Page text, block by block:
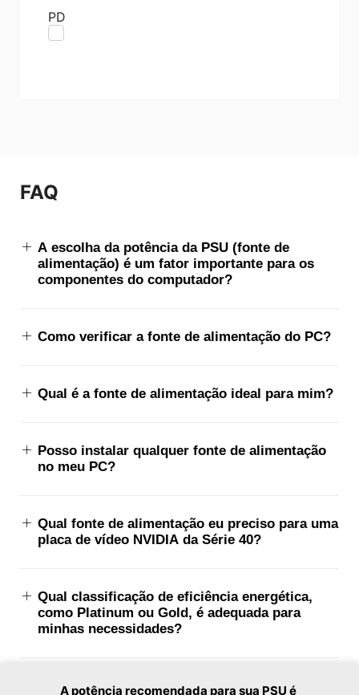
PD
FAQ
A escolha da potência da PSU (fonte de
alimentação) é um fator importante para os
componentes do computador?
Como verificar a fonte de alimentação do PC?
Qual é a fonte de alimentação ideal para mim?
Posso instalar qualquer fonte de alimentação
no meu PC?
Qual fonte de alimentação eu preciso para uma
placa de vídeo NVIDIA da Série 40?
Qual classificação de eficiência energética,
como Platinum ou Gold, é adequada para
minhas necessidades?
Quais são as dimensões da fonte de
A potência recomendada para sua PSU é